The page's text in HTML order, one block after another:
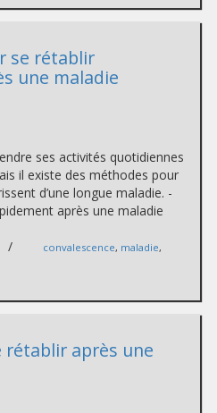
se rétablir
une maladie
ses activités quotidiennes
il existe des méthodes pour
d’une longue maladie. -
après une maladie
/ convalescence, maladie,
rétablir après une